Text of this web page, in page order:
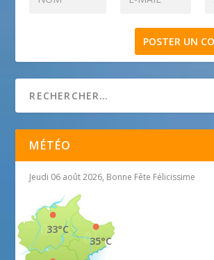
MÉTÉO
Jeudi 06 août 2026, Bonne Fête Félicissime
35°C
33°C